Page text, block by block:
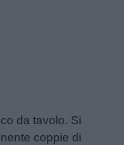
da tavolo. Si
coppie di